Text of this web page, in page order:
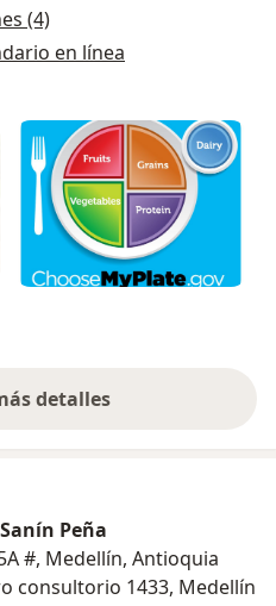
(4)
en línea
detalles
sobre la experiencia
Peña
#, Medellín, Antioquia
consultorio 1433, Medellín